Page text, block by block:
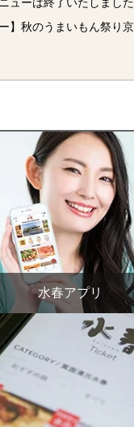
】秋のうまいもん祭り
水春アプリ